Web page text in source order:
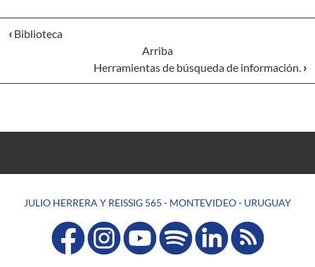
‹ Biblioteca
Arriba
Herramientas de búsqueda de información. ›
JULIO HERRERA Y REISSIG 565 - MONTEVIDEO - URUGUAY